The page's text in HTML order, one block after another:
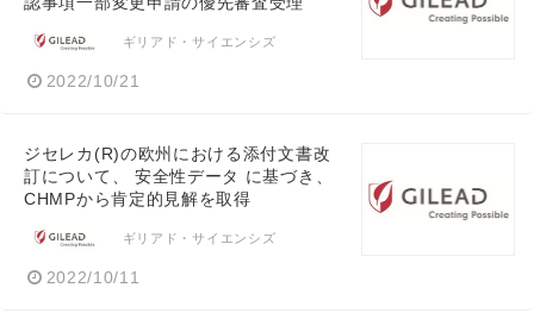
ギリアド・サイエンシズ
2022/10/21
ジセレカ(R)の欧州における添付文書改
訂について、 安全性データ に基づき、
CHMPから肯定的見解を取得
ギリアド・サイエンシズ
2022/10/11